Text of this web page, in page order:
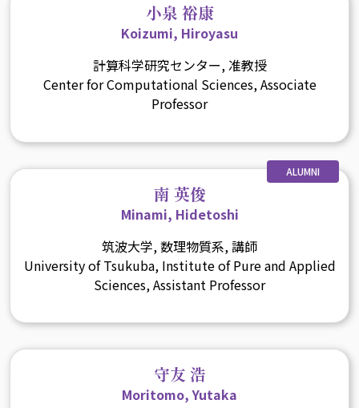
小泉 裕康
Koizumi, Hiroyasu
計算科学研究センター, 准教授
Center for Computational Sciences, Associate
Professor
ALUMNI
南 英俊
Minami, Hidetoshi
筑波大学, 数理物質系, 講師
University of Tsukuba, Institute of Pure and Applied
Sciences, Assistant Professor
守友 浩
Moritomo, Yutaka